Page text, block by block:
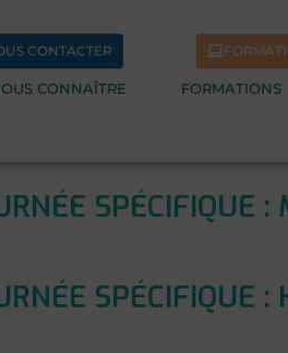
CONTACTER
CONNAÎTRE FORMATIONS
SPÉCIFIQUE :
SPÉCIFIQUE :